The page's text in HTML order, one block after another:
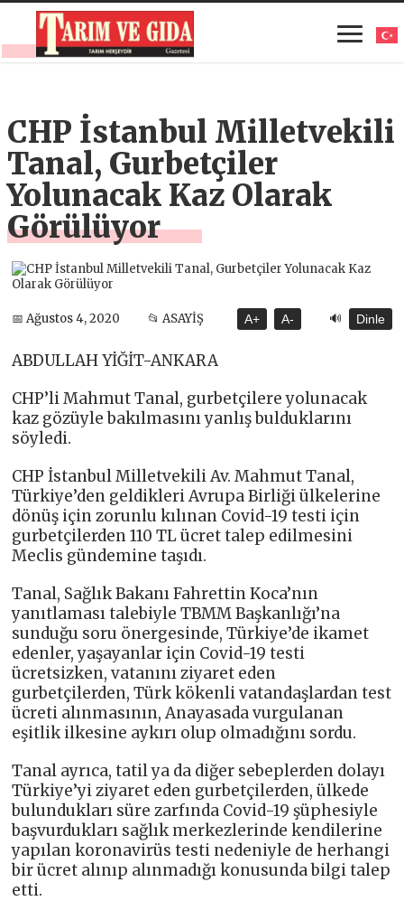
CHP İstanbul Milletvekili
Tanal, Gurbetçiler
Yolunacak Kaz Olarak
Görülüyor
📅 Ağustos 4, 2020 📂 ASAYİŞ A+ A- 🔊 Dinle
ABDULLAH YİĞİT-ANKARA
CHP’li Mahmut Tanal, gurbetçilere yolunacak
kaz gözüyle bakılmasını yanlış bulduklarını
söyledi.
CHP İstanbul Milletvekili Av. Mahmut Tanal,
Türkiye’den geldikleri Avrupa Birliği ülkelerine
dönüş için zorunlu kılınan Covid-19 testi için
gurbetçilerden 110 TL ücret talep edilmesini
Meclis gündemine taşıdı.
Tanal, Sağlık Bakanı Fahrettin Koca’nın
yanıtlaması talebiyle TBMM Başkanlığı’na
sunduğu soru önergesinde, Türkiye’de ikamet
edenler, yaşayanlar için Covid-19 testi
ücretsizken, vatanını ziyaret eden
gurbetçilerden, Türk kökenli vatandaşlardan test
ücreti alınmasının, Anayasada vurgulanan
eşitlik ilkesine aykırı olup olmadığını sordu.
Tanal ayrıca, tatil ya da diğer sebeplerden dolayı
Türkiye’yi ziyaret eden gurbetçilerden, ülkede
bulundukları süre zarfında Covid-19 şüphesiyle
başvurdukları sağlık merkezlerinde kendilerine
yapılan koronavirüs testi nedeniyle de herhangi
bir ücret alınıp alınmadığı konusunda bilgi talep
etti.